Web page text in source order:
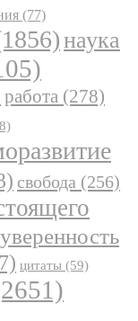
(77)
наука
работа (278)
свобода (256)
уверенность
цитаты (59)